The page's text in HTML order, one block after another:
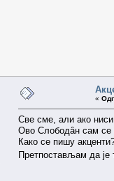
«
Све сме, али ако
Ово Слободȃн сам се
Како се пишу
Претпостављам да је